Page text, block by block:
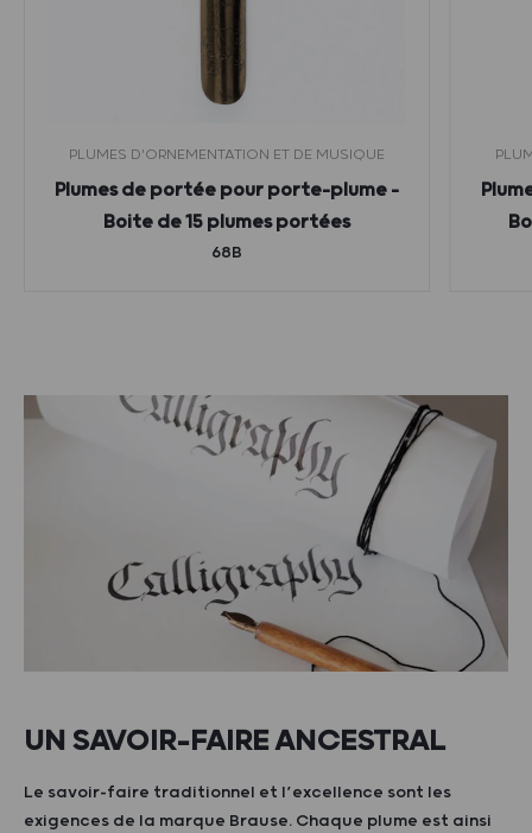
PLUMES D'ORNEMENTATION ET DE MUSIQUE
Plumes de portée pour porte-plume –
Boite de 15 plumes portées
68B
UN SAVOIR-FAIRE ANCESTRAL
Le savoir-faire traditionnel et l’excellence sont les
exigences de la marque Brause. Chaque plume est ainsi